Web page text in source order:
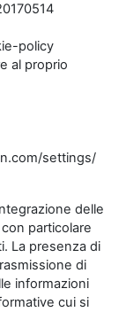
policy
al proprio
settings/
delle
particolare
La presenza di
di
informazioni
cui si